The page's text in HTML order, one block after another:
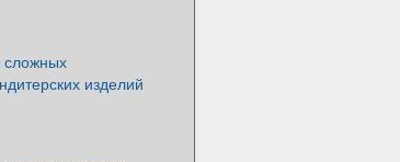
сложных
изделий